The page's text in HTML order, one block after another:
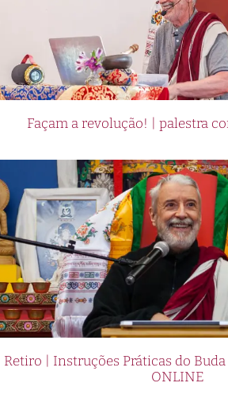
Façam a revolução! | palestra
Retiro | Instruções Práticas do Buda
ONLINE